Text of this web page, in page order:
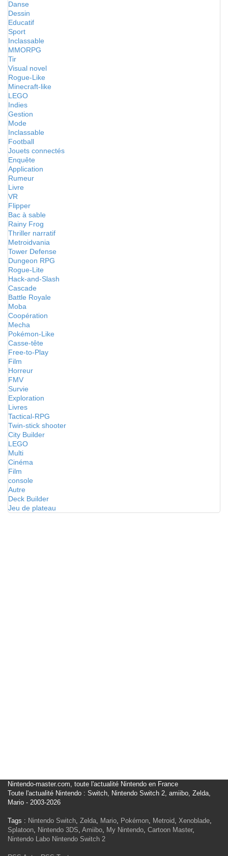
Danse
Dessin
Educatif
Sport
Inclassable
MMORPG
Tir
Visual novel
Rogue-Like
Minecraft-like
LEGO
Indies
Gestion
Mode
Inclassable
Football
Jouets connectés
Enquête
Application
Rumeur
Livre
VR
Flipper
Bac à sable
Rainy Frog
Thriller narratif
Metroidvania
Tower Defense
Dungeon RPG
Rogue-Lite
Hack-and-Slash
Cascade
Battle Royale
Moba
Coopération
Mecha
Pokémon-Like
Casse-tête
Free-to-Play
Film
Horreur
FMV
Survie
Exploration
Livres
Tactical-RPG
Twin-stick shooter
City Builder
LEGO
Multi
Cinéma
Film
console
Autre
Deck Builder
Jeu de plateau
Nintendo-master.com, toute l'actualité Nintendo en France
Toute l'actualité Nintendo : Switch, Nintendo Switch 2, amiibo, Zelda,
Mario - 2003-2026
Tags : Nintendo Switch, Zelda, Mario, Pokémon, Metroid, Xenoblade,
Splatoon, Nintendo 3DS, Amiibo, My Nintendo, Cartoon Master,
Nintendo Labo Nintendo Switch 2